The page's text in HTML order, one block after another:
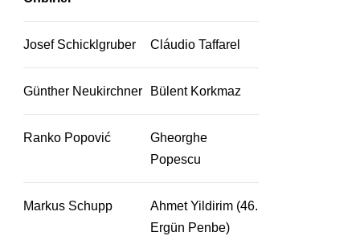
Josef Schicklgruber Cláudio Taffarel
Günther Neukirchner Bülent Korkmaz
Ranko Popović
Gheorghe
Popescu
Markus Schupp
Ahmet Yildirim (46.
Ergün Penbe)